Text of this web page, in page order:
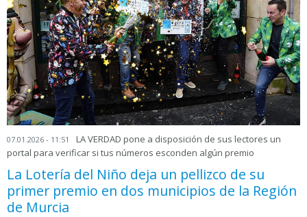
07.01.2026 - 11:51
LA VERDAD pone a disposición de sus lectores un
portal para verificar si tus números esconden algún premio
La Lotería del Niño deja un pellizco de su
primer premio en dos municipios de la Región
de Murcia